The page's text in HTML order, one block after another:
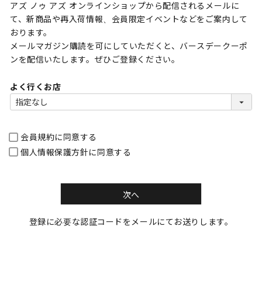
須
)
アズ ノゥ アズ オンラインショップから配信されるメールに
て、新商品や再入荷情報、会員限定イベントなどをご案内して
おります。
メールマガジン購読を可にしていただくと、バースデークーポ
ンを配信いたします。ぜひご登録ください。
よく行くお店
会員規約に同意する
個人情報保護方針に同意する
次へ
登録に必要な認証コードをメールにてお送りします。